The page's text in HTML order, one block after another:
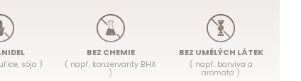
sója )
BEZ CHEMIE
( např. konzervanty BHA
)
BEZ UMĚLÝCH LÁTEK
( např. barviva a
aromata )